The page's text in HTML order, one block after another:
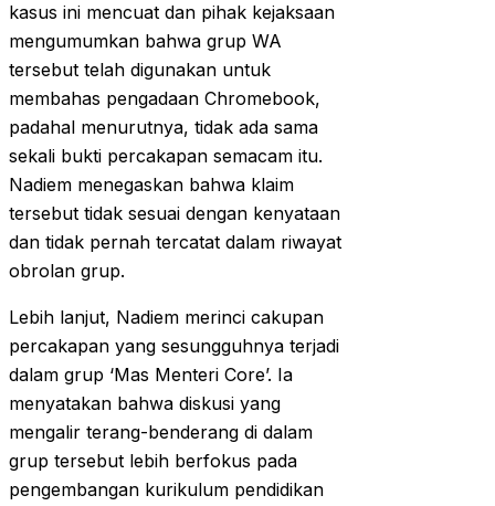
kasus ini mencuat dan pihak kejaksaan
mengumumkan bahwa grup WA
tersebut telah digunakan untuk
membahas pengadaan Chromebook,
padahal menurutnya, tidak ada sama
sekali bukti percakapan semacam itu.
Nadiem menegaskan bahwa klaim
tersebut tidak sesuai dengan kenyataan
dan tidak pernah tercatat dalam riwayat
obrolan grup.
Lebih lanjut, Nadiem merinci cakupan
percakapan yang sesungguhnya terjadi
dalam grup ‘Mas Menteri Core’. Ia
menyatakan bahwa diskusi yang
mengalir terang-benderang di dalam
grup tersebut lebih berfokus pada
pengembangan kurikulum pendidikan